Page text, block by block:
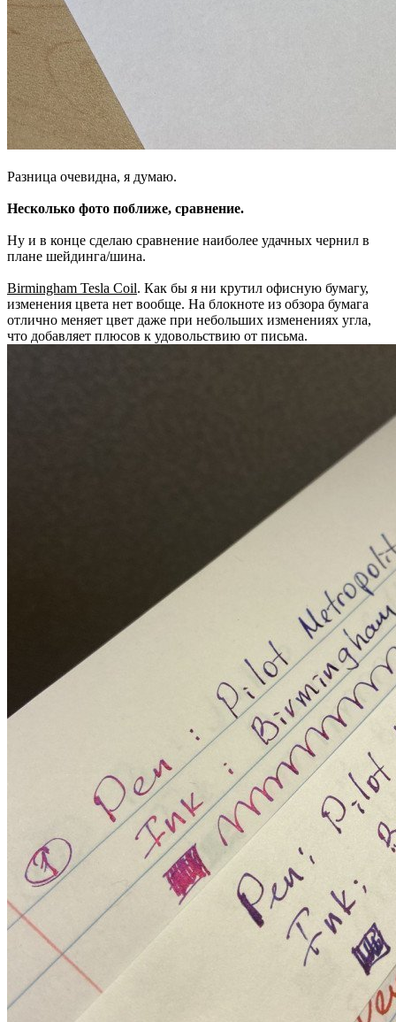
Разница очевидна, я думаю.
Несколько фото поближе, сравнение.
Ну и в конце сделаю сравнение наиболее удачных чернил в
плане шейдинга/шина.
Birmingham Tesla Coil. Как бы я ни крутил офисную бумагу,
изменения цвета нет вообще. На блокноте из обзора бумага
отлично меняет цвет даже при небольших изменениях угла,
что добавляет плюсов к удовольствию от письма.